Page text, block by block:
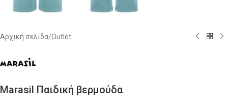
Αρχική σελίδα/Outlet
Marasil Παιδική βερμούδα